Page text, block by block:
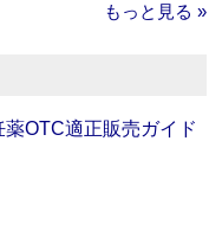
もっと見る »
薬OTC適正販売ガイド